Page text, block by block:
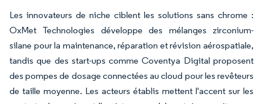
Les innovateurs de niche ciblent les solutions sans chrome :
OxMet Technologies développe des mélanges zirconium-
silane pour la maintenance, réparation et révision aérospatiale,
tandis que des start-ups comme Coventya Digital proposent
des pompes de dosage connectées au cloud pour les revêteurs
de taille moyenne. Les acteurs établis mettent l'accent sur les